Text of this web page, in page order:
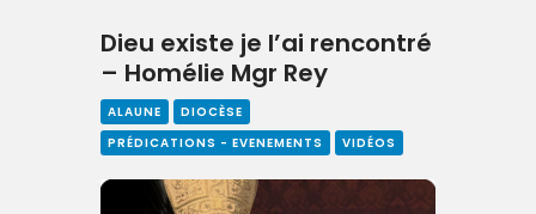
Dieu existe je l’ai rencontré
– Homélie Mgr Rey
ALAUNE
DIOCÈSE
PRÉDICATIONS - EVENEMENTS
VIDÉOS